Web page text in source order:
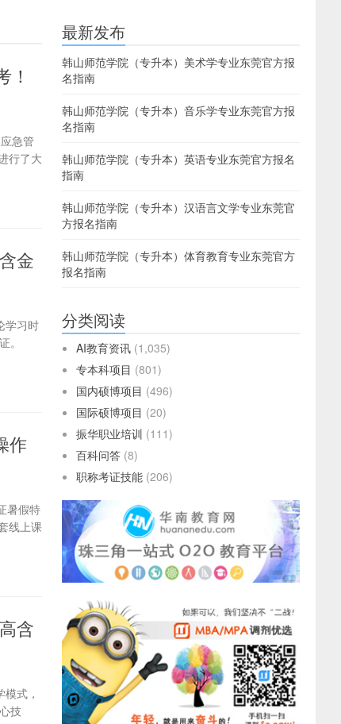
急管
行了大
金
学习时
。
作
暑假特
线上课
含
式，
技
最新发布
韩山师范学院（专升本）美术学专业东莞官方报
名指南
韩山师范学院（专升本）音乐学专业东莞官方报
名指南
韩山师范学院（专升本）英语专业东莞官方报名
指南
韩山师范学院（专升本）汉语言文学专业东莞官
方报名指南
韩山师范学院（专升本）体育教育专业东莞官方
报名指南
分类阅读
AI教育资讯 (1,035)
专本科项目 (801)
国内硕博项目 (496)
国际硕博项目 (20)
振华职业培训 (111)
百科问答 (8)
职称考证技能 (206)